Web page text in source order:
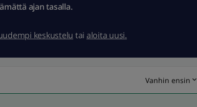
ajan tasalla.
keskustelu tai aloita uusi.
Vanhin ensin